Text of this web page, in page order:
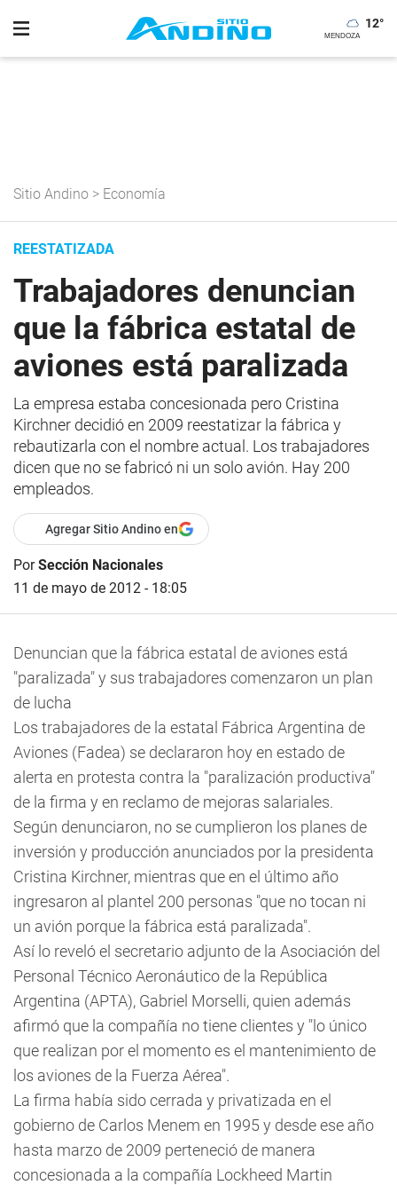
12°
Sitio Andino > Economía
REESTATIZADA
Trabajadores denuncian
que la fábrica estatal de
aviones está paralizada
La empresa estaba concesionada pero Cristina
Kirchner decidió en 2009 reestatizar la fábrica y
rebautizarla con el nombre actual. Los trabajadores
dicen que no se fabricó ni un solo avión. Hay 200
empleados.
Agregar Sitio Andino en
PorSección Nacionales
11 de mayo de 2012 - 18:05
Denuncian que la fábrica estatal de aviones está
"paralizada" y sus trabajadores comenzaron un plan
de lucha
Los trabajadores de la estatal Fábrica Argentina de
Aviones (Fadea) se declararon hoy en estado de
alerta en protesta contra la "paralización productiva"
de la firma y en reclamo de mejoras salariales.
Según denunciaron, no se cumplieron los planes de
inversión y producción anunciados por la presidenta
Cristina Kirchner, mientras que en el último año
ingresaron al plantel 200 personas "que no tocan ni
un avión porque la fábrica está paralizada".
Así lo reveló el secretario adjunto de la Asociación del
Personal Técnico Aeronáutico de la República
Argentina (APTA), Gabriel Morselli, quien además
afirmó que la compañía no tiene clientes y "lo único
que realizan por el momento es el mantenimiento de
los aviones de la Fuerza Aérea".
La firma había sido cerrada y privatizada en el
gobierno de Carlos Menem en 1995 y desde ese año
hasta marzo de 2009 perteneció de manera
concesionada a la compañía Lockheed Martin